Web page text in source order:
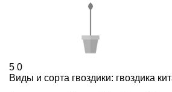
5 0
Виды и сорта гвоздики: гвоздика